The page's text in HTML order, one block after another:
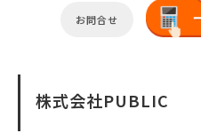
お問合せ
株式会社PUBLIC